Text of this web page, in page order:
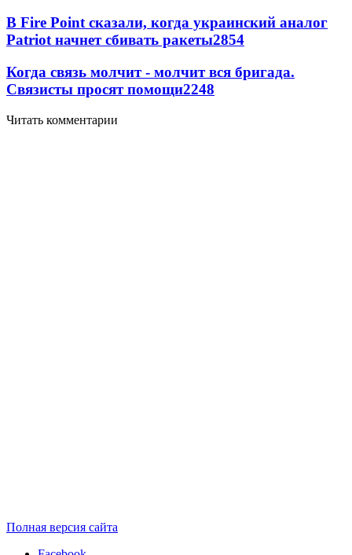
В Fire Point сказали, когда украинский аналог
Patriot начнет сбивать ракеты2854
Когда связь молчит - молчит вся бригада.
Связисты просят помощи2248
Читать комментарии
Полная версия сайта